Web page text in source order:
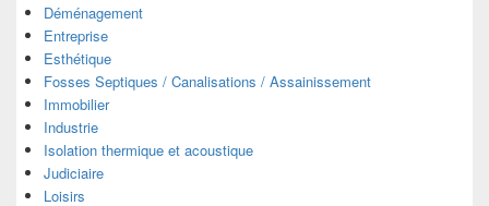
Déménagement
Entreprise
Esthétique
Fosses Septiques / Canalisations / Assainissement
Immobilier
Industrie
Isolation thermique et acoustique
Judiciaire
Loisirs